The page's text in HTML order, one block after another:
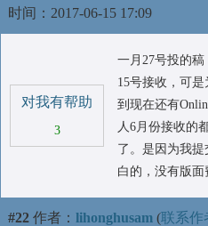
时间：2017-06-15 17:09
对我有帮助
3
一月27号投的稿
15号接收，可是
到现在还有
人6月份接收的
了。是因为我提
白的，没有版面
#22 作者： lihonghusam (联系作